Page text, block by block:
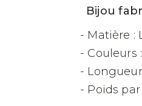
Bijou
- Matière :
- Couleurs
-
- Poids